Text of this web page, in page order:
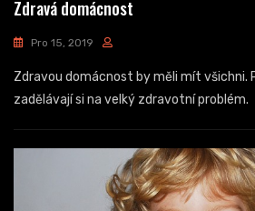
Zdravá domácnost
Pro 15, 2019
Zdravou domácnost by měli mít všichni.
zadělávají si na velký zdravotní problém.